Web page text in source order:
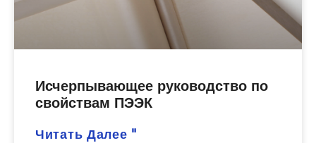
Исчерпывающее руководство по
свойствам ПЭЭК
Читать Далее "